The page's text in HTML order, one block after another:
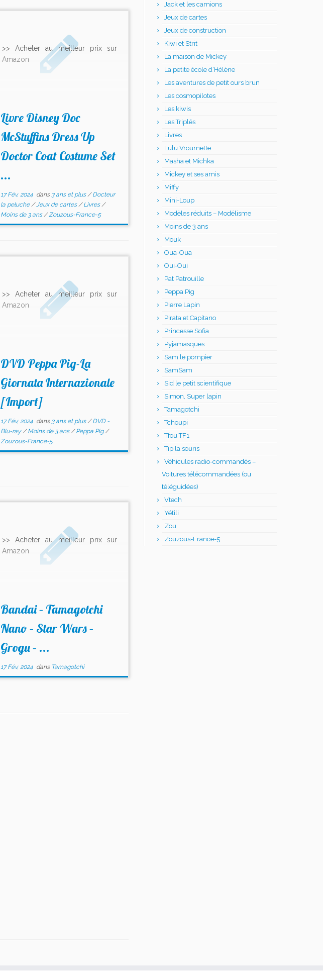
>> Acheter au meilleur prix sur
Amazon
Livre Disney Doc
McStuffins Dress Up
Doctor Coat Costume Set
...
17 Fév, 2024dans 3 ans et plus/Docteur
la peluche/Jeux de cartes/Livres/
Moins de 3 ans/Zouzous-France-5
>> Acheter au meilleur prix sur
Amazon
DVD Peppa Pig-La
Giornata Internazionale
[Import]
17 Fév, 2024dans 3 ans et plus/DVD -
Blu-ray/Moins de 3 ans/Peppa Pig/
Zouzous-France-5
>> Acheter au meilleur prix sur
Amazon
Bandai – Tamagotchi
Nano – Star Wars –
Grogu – ...
17 Fév, 2024dans Tamagotchi
Jack et les camions
Jeux de cartes
Jeux de construction
Kiwi et Strit
La maison de Mickey
La petite école d’Hélène
Les aventures de petit ours brun
Les cosmopilotes
Les kiwis
Les Triplés
Livres
Lulu Vroumette
Masha et Michka
Mickey et ses amis
Miffy
Mini-Loup
Modèles réduits – Modélisme
Moins de 3 ans
Mouk
Oua-Oua
Oui-Oui
Pat Patrouille
Peppa Pig
Pierre Lapin
Pirata et Capitano
Princesse Sofia
Pyjamasques
Sam le pompier
SamSam
Sid le petit scientifique
Simon, Super lapin
Tamagotchi
Tchoupi
Tfou TF1
Tip la souris
Véhicules radio-commandés –
Voitures télécommandées (ou
téléguidées)
Vtech
Yétili
Zou
Zouzous-France-5